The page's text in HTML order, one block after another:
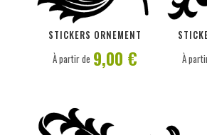
STICKERS ORNEMENT
PERSONNALISER
À partir de 9,00 € À